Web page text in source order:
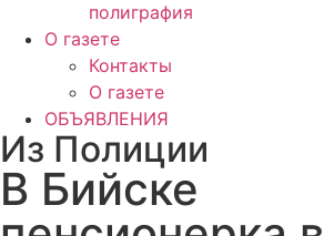
полиграфия
О газете
Контакты
О газете
ОБЪЯВЛЕНИЯ
Из Полиции
В Бийске